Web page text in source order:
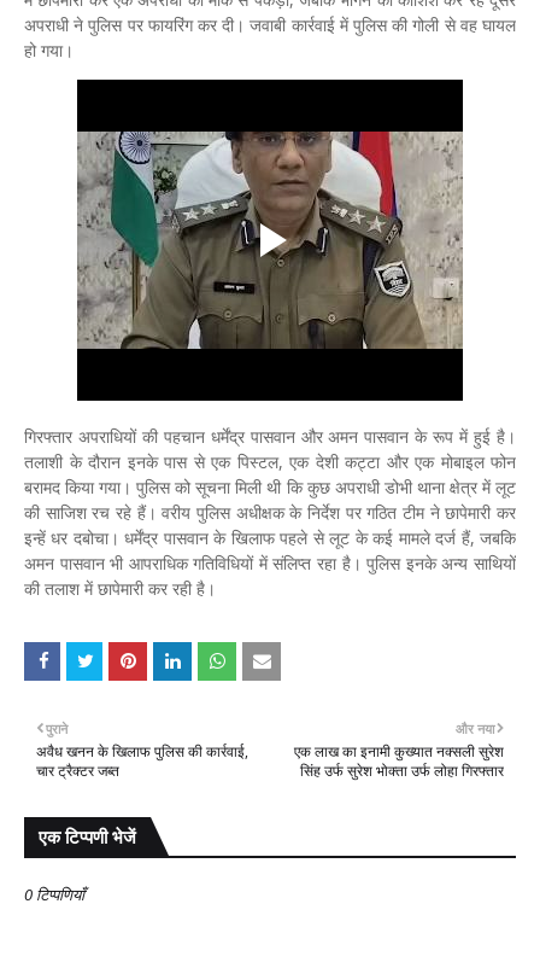
अपराधी ने पुलिस पर फायरिंग कर दी। जवाबी कार्रवाई में पुलिस की गोली से वह घायल
हो गया।
गिरफ्तार अपराधियों की पहचान धर्मेंद्र पासवान और अमन पासवान के रूप में हुई है।
तलाशी के दौरान इनके पास से एक पिस्टल, एक देशी कट्टा और एक मोबाइल फोन
बरामद किया गया। पुलिस को सूचना मिली थी कि कुछ अपराधी डोभी थाना क्षेत्र में लूट
की साजिश रच रहे हैं। वरीय पुलिस अधीक्षक के निर्देश पर गठित टीम ने छापेमारी कर
इन्हें धर दबोचा। धर्मेंद्र पासवान के खिलाफ पहले से लूट के कई मामले दर्ज हैं, जबकि
अमन पासवान भी आपराधिक गतिविधियों में संलिप्त रहा है। पुलिस इनके अन्य साथियों
की तलाश में छापेमारी कर रही है।
और नया
एक लाख का इनामी कुख्यात नक्सली सुरेश
सिंह उर्फ सुरेश भोक्ता उर्फ लोहा गिरफ्तार
पुराने
अवैध खनन के खिलाफ पुलिस की कार्रवाई,
चार ट्रैक्टर जब्त
एक टिप्पणी भेजें
0 टिप्पणियाँ